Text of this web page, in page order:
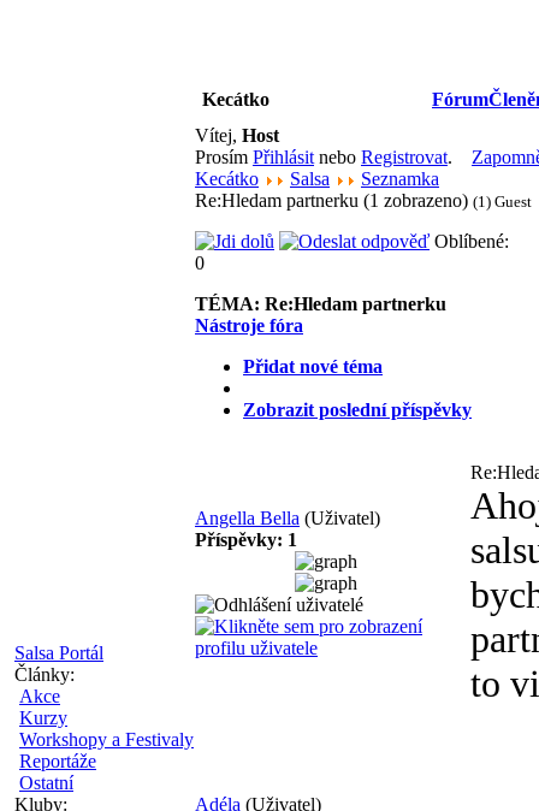
Salsa Portál
Články:
Akce
Kurzy
Workshopy a Festivaly
Reportáže
Ostatní
Kluby:
Kecátko Fórum
Vítej, Host
Prosím Přihlásit nebo Registrovat.
Kecátko
Salsa
Seznamka
Re:Hledam partnerku (1 zobrazeno) (1) Guest
Oblíbené:
0
TÉMA: Re:Hledam partnerku
Nástroje fóra
Přidat nové téma
Zobrazit poslední příspěvky
Angella Bella (Uživatel)
Příspěvky: 1
to
Adéla (Uživatel)